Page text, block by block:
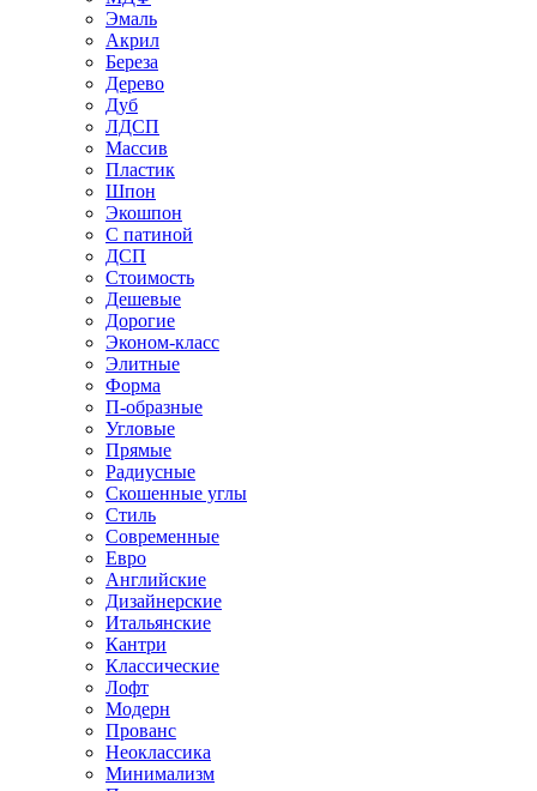
Эмаль
Акрил
Береза
Дерево
Дуб
ЛДСП
Массив
Пластик
Шпон
Экошпон
С патиной
ДСП
Стоимость
Дешевые
Дорогие
Эконом-класс
Элитные
Форма
П-образные
Угловые
Прямые
Радиусные
Скошенные углы
Стиль
Современные
Евро
Английские
Дизайнерские
Итальянские
Кантри
Классические
Лофт
Модерн
Прованс
Неоклассика
Минимализм